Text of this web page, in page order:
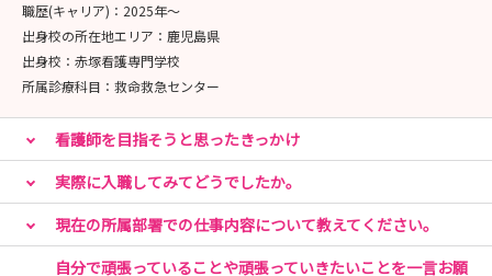
「出来るようになる」だけじゃない
患者・ご家族にどう向き合うかを共に育てる病院です
まずは、実際に見て・体験してみてください
救急／HCU／小児科／周術期看護/がん看護/緩和ケ
ア・・・・
あなたの『気になる看護』に寄り添います
🌻インターンシップ・見学会のご案内🌻
職歴(キャリア)： 2025年〜
出身校の所在地エリア： 鹿児島県
出身校： 赤塚看護専門学校
所属診療科目： 救命救急センター
看護師を目指そうと思ったきっかけ
実際に入職してみてどうでしたか。
現在の所属部署での仕事内容について教えてください。
自分で頑張っていることや頑張っていきたいことを一言お願